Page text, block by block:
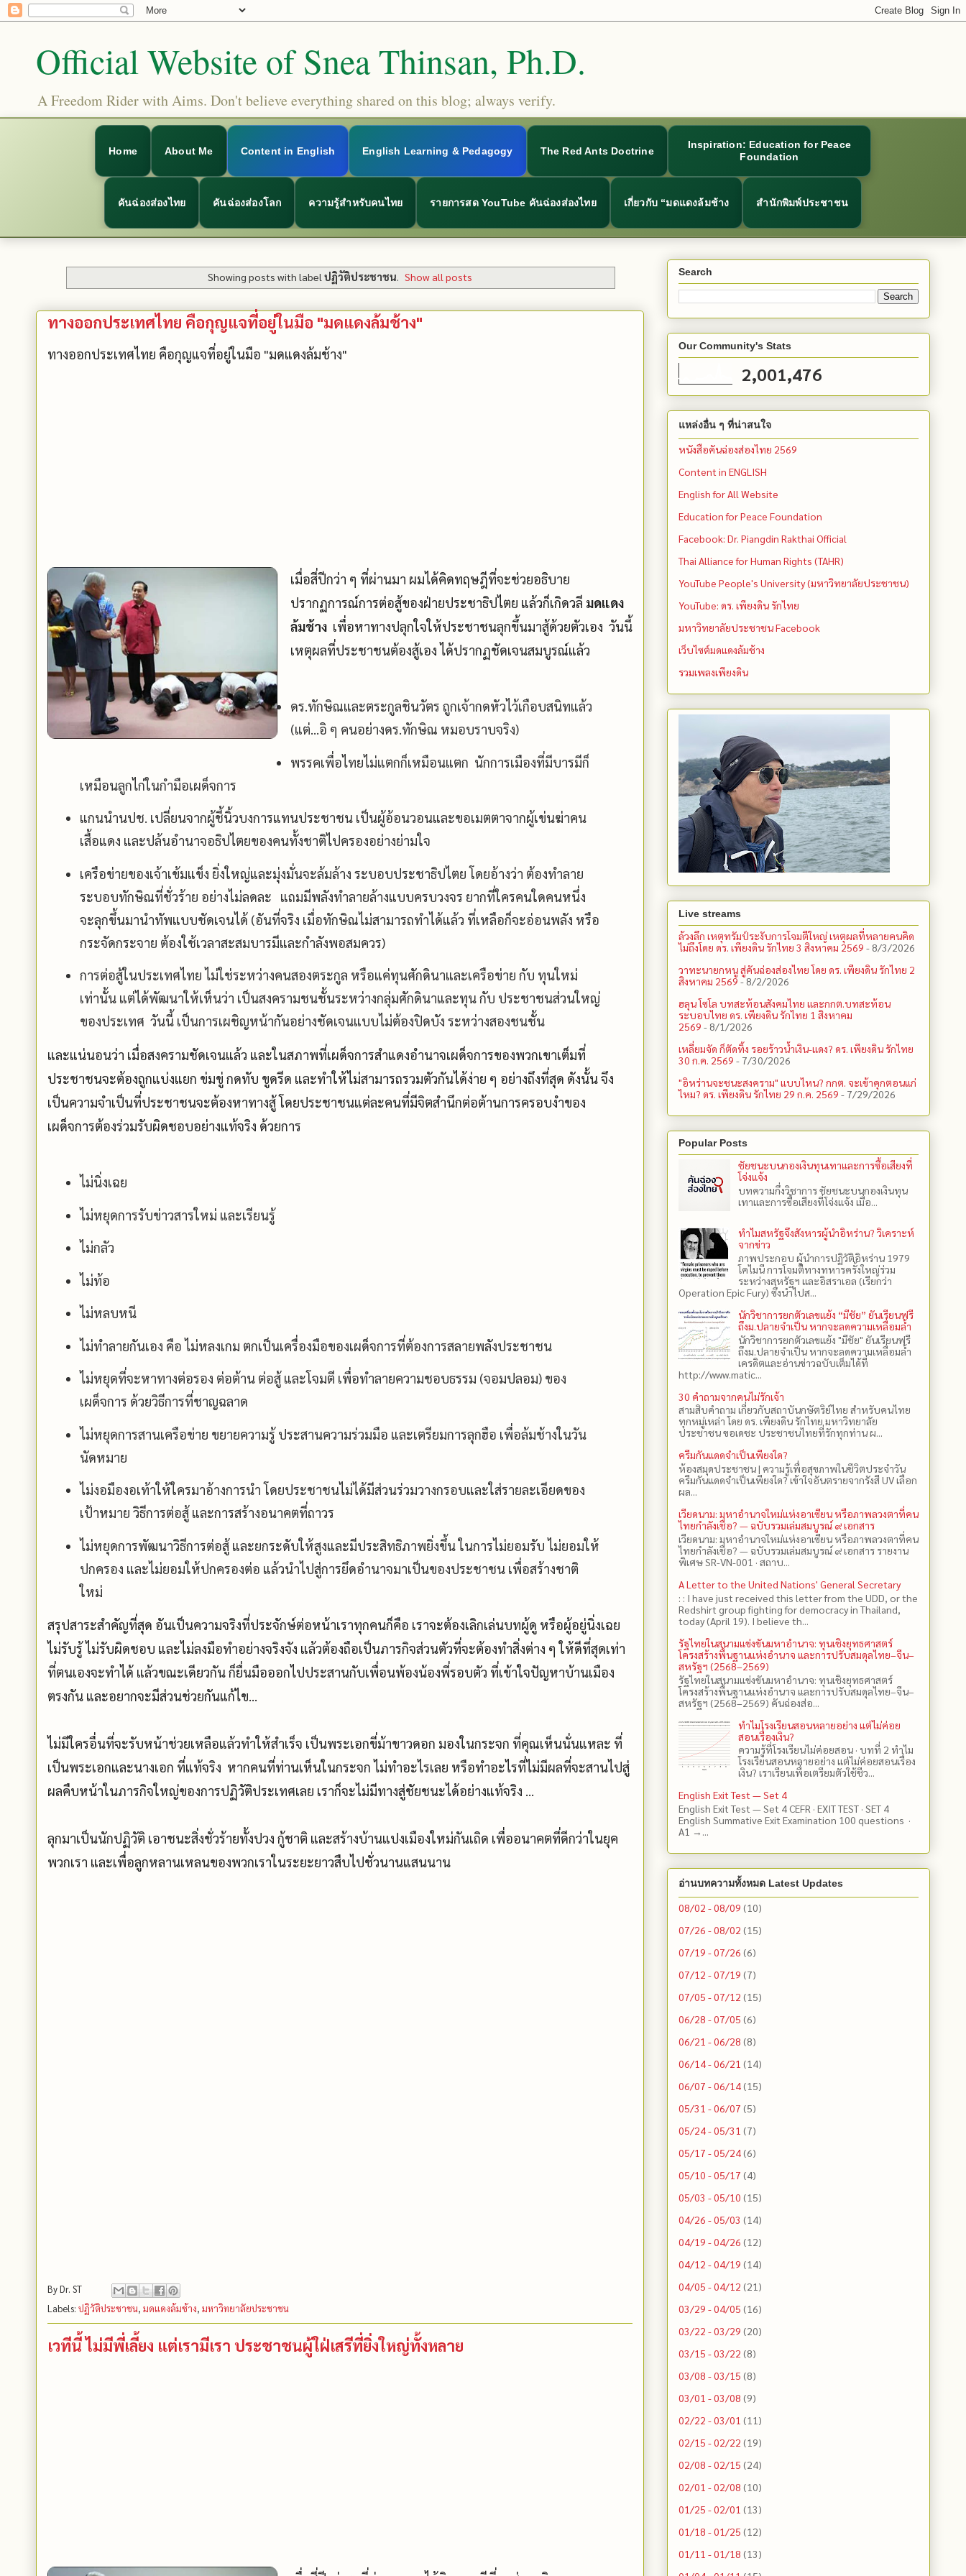
Official Website of Snea Thinsan, Ph.D.
A Freedom Rider with Aims. Don't believe everything shared on this blog; always verify.
Home About Me Content in English English Learning & Pedagogy The Red Ants Doctrine
Inspiration: Education for Peace
Foundation
คันฉ่องส่องไทย คันฉ่องส่องโลก ความรู้สำหรับคนไทย รายการสด YouTube คันฉ่องส่องไทย เกี่ยวกับ “มดแดงล้มช้าง สำนักพิมพ์ประชาชน
Showing posts with label ปฏิวัติประชาชน. Show all posts
ทางออกประเทศไทย คือกุญแจที่อยู่ในมือ "มดแดงล้มช้าง"
ทางออกประเทศไทย คือกุญแจที่อยู่ในมือ "มดแดงล้มช้าง"
เมื่อสี่ปีกว่า ๆ ที่ผ่านมา ผมได้คิดทฤษฎีที่จะช่วยอธิบาย
ปรากฏการณ์การต่อสู้ของฝ่ายประชาธิปไตย แล้วก็เกิดวลี มดแดง
ล้มช้าง เพื่อหาทางปลุกใจให้ประชาชนลุกขึ้นมาสู้ด้วยตัวเอง วันนี้
เหตุผลที่ประชาชนต้องสู้เอง ได้ปรากฏชัดเจนสมบูรณ์แล้ว
ดร.ทักษิณและตระกูลชินวัตร ถูกเจ้ากดหัวไว้เกือบสนิทแล้ว
(แต่...อิ ๆ คนอย่างดร.ทักษิณ หมอบราบจริง)
พรรคเพื่อไทยไม่แตกก็เหมือนแตก นักการเมืองที่มีบารมีก็
เหมือนลูกไก่ในกำมือเผด็จการ
แกนนำนปช. เปลี่ยนจากผู้ชี้นิ้วบงการแทนประชาชน เป็นผู้อ้อนวอนและขอเมตตาจากผู้เข่นฆ่าคน
เสื้อแดง และปล้นอำนาจอธิปไตยของคนทั้งชาติไปครองอย่างย่ามใจ
เครือข่ายของเจ้าเข้มแข็ง ยิ่งใหญ่และมุ่งมั่นจะล้มล้าง ระบอบประชาธิปไตย โดยอ้างว่า ต้องทำลาย
ระบอบทักษิณที่ชั่วร้าย อย่างไม่ลดละ แถมมีพลังทำลายล้างแบบครบวงจร ยากที่ใครคนใดคนหนึ่ง
จะลุกขึ้นมานำทัพแบบชัดเจนได้ (อันที่จริง เมื่อทักษิณไม่สามารถทำได้แล้ว ที่เหลือก็จะอ่อนพลัง หรือ
กระจัดกระจาย ต้องใช้เวลาสะสมบารมีและกำลังพอสมควร)
การต่อสู้ในประเทศไทย ไม่ใช่ระหว่างคนสองตระกูล หรือแค่ทุนศักดินาและเครือข่าย กับ ทุนใหม่
เท่านั้น แต่ได้พัฒนาให้เห็นว่า เป็นสงครามชนชั้นระหว่างกลุ่มศักดินาและทุน กับ ประชาชนส่วนใหญ่
ของประเทศ วันนี้ เป็นการเผชิญหน้ากันอย่างชัดเจนแบบไม่ต้องปิดบัง ระหว่างสองชนชั้น
และแน่นอนว่า เมื่อสงครามชัดเจนแล้ว และในสภาพที่เผด็จการสำแดงอำนาจเผด็จการของพวกเขาเต็มที่
ประชาชนจะต้องถูกแบ่งแยก ข่มขู่ กดทับ ขูดรีด และทำให้ไม่สามารถรวมตัวกันได้ง่าย ๆ อย่างถึงที่สุด ดังนั้น จึง
เป็นความจำเป็นที่ประชาชนจะต้องหาทางสู้ โดยประชาชนแต่ละคนที่มีจิตสำนึกต่อต้านการครอบงำของ
เผด็จการต้องร่วมรับผิดชอบอย่างแท้จริง ด้วยการ
ไม่นิ่งเฉย
ไม่หยุดการรับข่าวสารใหม่ และเรียนรู้
ไม่กลัว
ไม่ท้อ
ไม่หลบหนี
ไม่ทำลายกันเอง คือ ไม่หลงเกม ตกเป็นเครื่องมือของเผด็จการที่ต้องการสลายพลังประชาชน
ไม่หยุดที่จะหาทางต่อรอง ต่อต้าน ต่อสู้ และโจมตี เพื่อทำลายความชอบธรรม (จอมปลอม) ของ
เผด็จการ ด้วยวิธีการที่ชาญฉลาด
ไม่หยุดการสานเครือข่าย ขยายความรู้ ประสานความร่วมมือ และเตรียมการลุกฮือ เพื่อล้มช้างในวัน
นัดหมาย
ไม่งอมืองอเท้าให้ใครมาอ้างการนำ โดยประชาชนไม่ได้มีส่วนร่วมวางกรอบและใส่รายละเอียดของ
เป้าหมาย วิธีการต่อสู้ และการสร้างอนาคตที่ถาวร
ไม่หยุดการพัฒนาวิธีการต่อสู้ และยกระดับให้สูงและมีประสิทธิภาพยิ่งขึ้น ในการไม่ยอมรับ ไม่ยอมให้
ปกครอง และไม่ยอมให้ปกครองต่อ แล้วนำไปสู่การยึดอำนาจมาเป็นของประชาชน เพื่อสร้างชาติ
ใหม่
สรุปสาระสำคัญที่สุด อันเป็นความจริงที่ประจักษ์ต่อหน้าเราทุกคนก็คือ เราจะต้องเลิกเล่นบทผู้ดู หรือผู้อยู่นิ่งเฉย
ไม่รับรู้ ไม่รับผิดชอบ และไม่ลงมือทำอย่างจริงจัง แล้วต้องถือเป็นภารกิจส่วนตัวที่จะต้องทำสิ่งต่าง ๆ ให้ดีที่สุดเท่า
ที่ตนเองจะทำได้ แล้วขณะเดียวกัน ก็ยื่นมือออกไปประสานกับเพื่อนพ้องน้องพี่รอบตัว ที่เข้าใจปัญหาบ้านเมือง
ตรงกัน และอยากจะมีส่วนช่วยกันแก้ไข...
ไม่มีใครอื่นที่จะรับหน้าช่วยเหลือแล้วทำให้สำเร็จ เป็นพระเอกขี่ม้าขาวดอก มองในกระจก ที่คุณเห็นนั่นแหละ ที่
เป็นพระเอกและนางเอก ที่แท้จริง หากคนที่ท่านเห็นในกระจก ไม่ทำอะไรเลย หรือทำอะไรที่ไม่มีผลที่จะสานไปสู่
ผลคืบหน้าในภารกิจใหญ่ของการปฏิวัติประเทศเลย เราก็จะไม่มีทางสู่ชัยชนะได้อย่างแท้จริง ...
ลุกมาเป็นนักปฏิวัติ เอาชนะสิ่งชั่วร้ายทั้งปวง กู้ชาติ และสร้างบ้านแปงเมืองใหม่กันเถิด เพื่ออนาคตที่ดีกว่าในยุค
พวกเรา และเพื่อลูกหลานเหลนของพวกเราในระยะยาวสืบไปชั่วนานแสนนาน
ByDr. ST
Labels: ปฏิวัติประชาชน, มดแดงล้มช้าง, มหาวิทยาลัยประชาชน
เวทีนี้ ไม่มีพี่เลี้ยง แต่เรามีเรา ประชาชนผู้ใฝ่เสรีที่ยิ่งใหญ่ทั้งหลาย
Search
Our Community's Stats
2,001,476
แหล่งอื่น ๆ ที่น่าสนใจ
หนังสือคันฉ่องส่องไทย 2569
Content in ENGLISH
English for All Website
Education for Peace Foundation
Facebook: Dr. Piangdin Rakthai Official
Thai Alliance for Human Rights (TAHR)
YouTube People's University (มหาวิทยาลัยประชาชน)
YouTube: ดร. เพียงดิน รักไทย
มหาวิทยาลัยประชาชน Facebook
เว็บไซต์มดแดงล้มช้าง
รวมเพลงเพียงดิน
Live streams
ล้วงลึก เหตุทรัมป์ระงับการโจมตีใหญ่ เหตุผลที่หลายคนคิด
ไม่ถึงโดย ดร. เพียงดิน รักไทย 3 สิงหาคม 2569 - 8/3/2026
วาทะนายกหนู สู่คันฉ่องส่องไทย โดย ดร. เพียงดิน รักไทย 2
สิงหาคม 2569 - 8/2/2026
ฮลุน โซโล บทสะท้อนสังคมไทย และกกต.​บทสะท้อน
ระบอบไทย ดร. เพียงดิน รักไทย 1 สิงหาคม
2569 - 8/1/2026
เหลี่ยมจัด ก็ตัดทิ้ง รอยร้าวน้ำเงิน-แดง? ดร. เพียงดิน รักไทย
30 ก.ค. 2569 - 7/30/2026
"อิหร่านจะชนะสงคราม" แบบไหน? กกต. จะเข้าคุกตอนแก่
ไหม? ดร. เพียงดิน รักไทย 29 ก.ค. 2569 - 7/29/2026
Popular Posts
ชัยชนะบนกองเงินทุนเทาและการซื้อเสียงที่
โจ่งแจ้ง
บทความกึ่งวิชาการ ชัยชนะบนกองเงินทุน
เทาและการซื้อเสียงที่โจ่งแจ้ง เมื่อ...
ทำไมสหรัฐจึงสังหารผู้นำอิหร่าน? วิเคราะห์
จากข่าว
ภาพประกอบ ผู้นำการปฏิวัติอิหร่าน 1979
โคไมนี การโจมตีทางทหารครั้งใหญ่ร่วม
ระหว่างสหรัฐฯ และอิสราเอล (เรียกว่า
Operation Epic Fury) ซึ่งนำไปส...
นักวิชาการยกตัวเลขแย้ง “มีชัย” ยันเรียนฟรี
ถึงม.ปลายจำเป็น หากจะลดความเหลื่อมล้ำ
นักวิชาการยกตัวเลขแย้ง "มีชัย" ยันเรียนฟรี
ถึงม.ปลายจำเป็น หากจะลดความเหลื่อมล้ำ
เครดิตและอ่านข่าวฉบับเต็มได้ที่
http://www.matic...
30 คำถามจากคนไม่รักเจ้า
สามสิบคำถาม เกี่ยวกับสถาบันกษัตริย์ไทย สำหรับคนไทย
ทุกหมู่เหล่า โดย ดร.​ เพียงดิน รักไทย มหาวิทยาลัย
ประชาชน ขอเดชะ ประชาชนไทยที่รักทุกท่าน ผ...
ครีมกันแดดจำเป็นเพียงใด?
ห้องสมุดประชาชน | ความรู้เพื่อสุขภาพในชีวิตประจำวัน
ครีมกันแดดจำเป็นเพียงใด? เข้าใจอันตรายจากรังสี UV เลือก
ผล...
เวียดนาม: มหาอำนาจใหม่แห่งอาเซียน หรือภาพลวงตาที่คน
ไทยกำลังเชื่อ? — ฉบับรวมเล่มสมบูรณ์ ๙ เอกสาร
เวียดนาม: มหาอำนาจใหม่แห่งอาเซียน หรือภาพลวงตาที่คน
ไทยกำลังเชื่อ? — ฉบับรวมเล่มสมบูรณ์ ๙ เอกสาร รายงาน
พิเศษ SR-VN-001 · สถาบ...
A Letter to the United Nations' General Secretary
: : I have just received this letter from the UDD, or the
Redshirt group fighting for democracy in Thailand,
today (April 19). I believe th...
รัฐไทยในสนามแข่งขันมหาอำนาจ: ทุนเชิงยุทธศาสตร์
โครงสร้างพื้นฐานแห่งอำนาจ และการปรับสมดุลไทย–จีน–
สหรัฐฯ (2568–2569)
รัฐไทยในสนามแข่งขันมหาอำนาจ: ทุนเชิงยุทธศาสตร์
โครงสร้างพื้นฐานแห่งอำนาจ และการปรับสมดุลไทย–จีน–
สหรัฐฯ (2568–2569) คันฉ่องส่อ...
ทำไมโรงเรียนสอนหลายอย่าง แต่ไม่ค่อย
สอนเรื่องเงิน?
ความรู้ที่โรงเรียนไม่ค่อยสอน · บทที่ 2 ทำไม
โรงเรียนสอนหลายอย่าง แต่ไม่ค่อยสอนเรื่อง
เงิน? เราเรียนเพื่อเตรียมตัวใช้ชีว...
English Exit Test — Set 4
English Exit Test — Set 4 CEFR · EXIT TEST · SET 4
English Summative Exit Examination 100 questions ·
A1 →...
อ่านบทความทั้งหมด Latest Updates
08/02 - 08/09 (10)
07/26 - 08/02 (15)
07/19 - 07/26 (6)
07/12 - 07/19 (7)
07/05 - 07/12 (15)
06/28 - 07/05 (6)
06/21 - 06/28 (8)
06/14 - 06/21 (14)
06/07 - 06/14(15)
05/31 - 06/07 (5)
05/24 - 05/31 (7)
05/17 - 05/24(6)
05/10 - 05/17 (4)
05/03 - 05/10 (15)
04/26 - 05/03 (14)
04/19 - 04/26 (12)
04/12 - 04/19 (14)
04/05 - 04/12 (21)
03/29 - 04/05 (16)
03/22 - 03/29 (20)
03/15 - 03/22 (8)
03/08 - 03/15 (8)
03/01 - 03/08 (9)
02/22 - 03/01 (11)
02/15 - 02/22 (19)
02/08 - 02/15 (24)
02/01 - 02/08 (10)
01/25 - 02/01 (13)
01/18 - 01/25 (12)
01/11 - 01/18 (13)